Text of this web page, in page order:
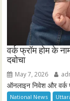
वर्क फ्रॉम होम के
दबोचा
May 7, 2026
ऑनलाइन निवेश और वर्क
National News